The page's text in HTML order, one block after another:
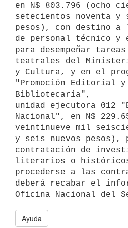
en N$ 803.796 (ocho
setecientos noventa y
pesos), con destino a
de personal técnico y
para desempeñar
teatrales del
y Cultura, y en el
"Promoción Editorial y
Bibliotecaria",
unidad ejecutora 012
Nacional", en N$
veintinueve mil
y seis nuevos pesos),
contratación de
literarios o
procederse a las
deberá recabar el
Ayuda